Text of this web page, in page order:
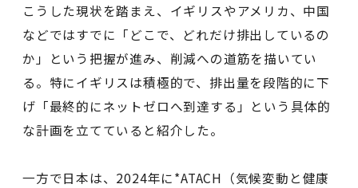
こうした現状を踏まえ、イギリスやアメリカ、中国
などではすでに「どこで、どれだけ排出しているの
か」という把握が進み、削減への道筋を描いてい
る。特にイギリスは積極的で、排出量を段階的に下
げ「最終的にネットゼロへ到達する」という具体的
な計画を立てていると紹介した。
一方で日本は、2024年に*ATACH（気候変動と健康